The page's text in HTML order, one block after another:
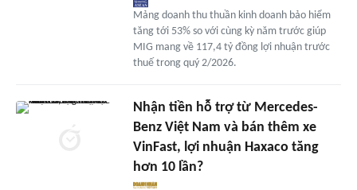
Mảng doanh thu thuần kinh doanh bảo hiểm
tăng tới 53% so với cùng kỳ năm trước giúp
MIG mang về 117,4 tỷ đồng lợi nhuận trước
thuế trong quý 2/2026.
Nhận tiền hỗ trợ từ Mercedes-
Benz Việt Nam và bán thêm xe
VinFast, lợi nhuận Haxaco tăng
hơn 10 lần?